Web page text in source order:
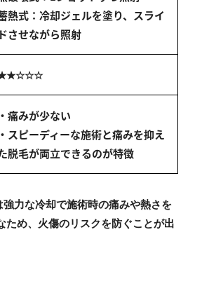
熱式：冷却ジェルを塗り、スライ
ドさせながら照射
・痛みが少ない
・スピーディーな施術と痛みを抑え
脱毛が両立できるのが特徴
力な冷却で施術時の痛みや熱さを
ため、火傷のリスクを防ぐことが出